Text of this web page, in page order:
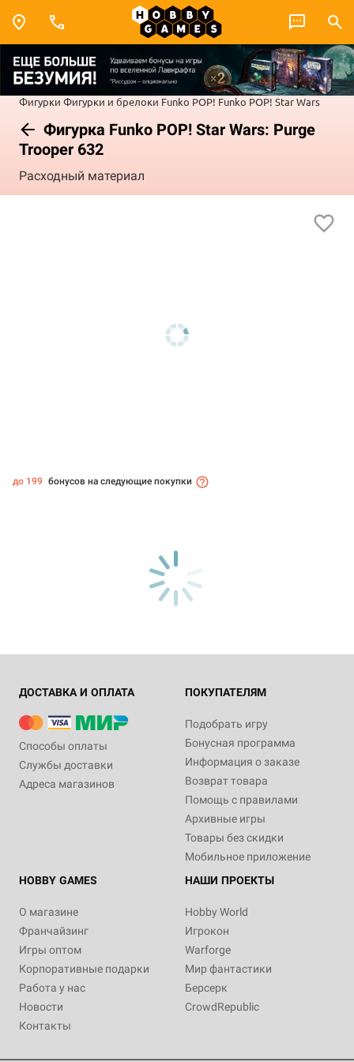
Фигурки Фигурки и брелоки Funko POP! Funko POP! Star Wars
Фигурка Funko POP! Star Wars: Purge
Trooper 632
Расходный материал
до 199 бонусов на следующие покупки
ДОСТАВКА И ОПЛАТА
Способы оплаты
Службы доставки
Адреса магазинов
ПОКУПАТЕЛЯМ
Подобрать игру
Бонусная программа
Информация о заказе
Возврат товара
Помощь с правилами
Архивные игры
Товары без скидки
Мобильное приложение
HOBBY GAMES
О магазине
Франчайзинг
Игры оптом
Корпоративные подарки
Работа у нас
Новости
Контакты
НАШИ ПРОЕКТЫ
Hobby World
Игрокон
Warforge
Мир фантастики
Берсерк
CrowdRepublic